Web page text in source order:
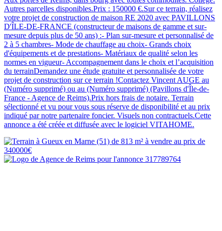
Autres parcelles disponibles.Prix : 150000 €.Sur ce terrain, réalisez
votre projet de construction de maison RE 2020 avec PAVILLONS
D'ÎLE-DE-FRANCE (constructeur de maisons de gamme et sur-
mesure depuis plus de 50 ans) :- Plan sur-mesure et personnalisé de
2 à 5 chambres- Mode de chauffage au choix- Grands choix
d'équipements et de prestations- Matériaux de qualité selon les
normes en vigueur- Accompagnement dans le choix et l’acquisition
du terrainDemandez une étude gratuite et personnalisée de votre
projet de construction sur ce terrain !Contactez Vincent AUGE au
(Numéro supprimé) ou au (Numéro supprimé) (Pavillons d'Île-de-
France - Agence de Reims).Prix hors frais de notaire. Terrain
sélectionné et vu pour vous sous réserve de disponibilité et au prix
indiqué par notre partenaire foncier. Visuels non contractuels.Cette
annonce a été créée et diffusée avec le logiciel VITAHOME.